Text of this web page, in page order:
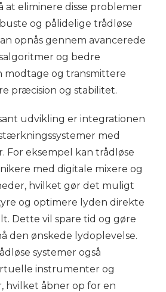
at eliminere disse problemer
og pålidelige trådløse
opnås gennem avancerede
og bedre
modtage og transmittere
præcision og stabilitet.
udvikling er integrationen
med
For eksempel kan trådløse
med digitale mixere og
hvilket gør det muligt
og optimere lyden direkte
Dette vil spare tid og gøre
den ønskede lydoplevelse.
systemer også
instrumenter og
hvilket åbner op for en